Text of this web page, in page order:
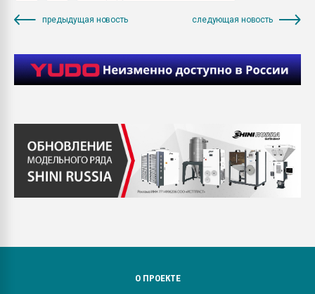
предыдущая новость следующая новость
О ПРОЕКТЕ